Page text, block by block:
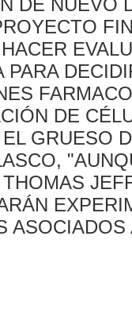
DE NUEVO
DE
GRUESO